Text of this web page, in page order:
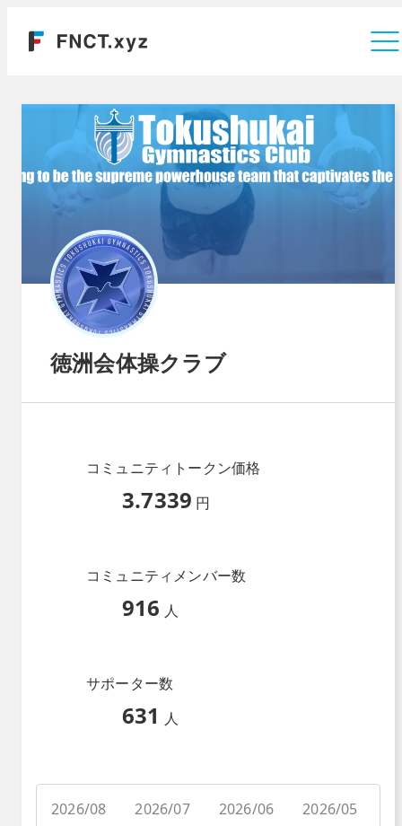
徳洲会体操クラブ
コミュニティトークン価格
3.7339 円
コミュニティメンバー数
916 人
サポーター数
631 人
2026/08 2026/07 2026/06 2026/05